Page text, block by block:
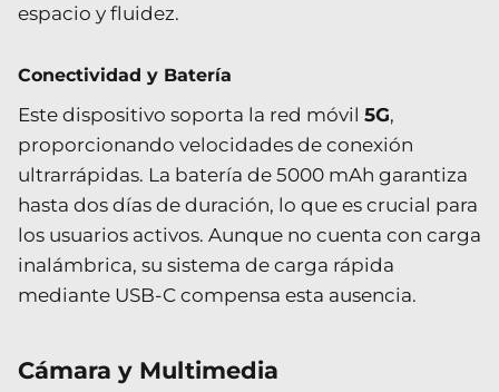
espacio y fluidez.
Conectividad y Batería
Este dispositivo soporta la red móvil 5G,
proporcionando velocidades de conexión
ultrarrápidas. La batería de 5000 mAh garantiza
hasta dos días de duración, lo que es crucial para
los usuarios activos. Aunque no cuenta con carga
inalámbrica, su sistema de carga rápida
mediante USB-C compensa esta ausencia.
Cámara y Multimedia